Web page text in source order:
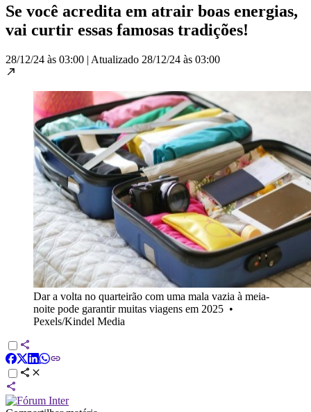
Se você acredita em atrair boas energias,
vai curtir essas famosas tradições!
28/12/24 às 03:00 | Atualizado 28/12/24 às 03:00
Dar a volta no quarteirão com uma mala vazia à meia-
noite pode garantir muitas viagens em 2025 •
Pexels/Kindel Media